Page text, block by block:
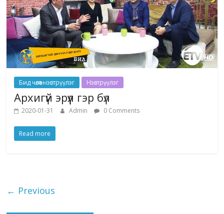
Бид чөлөөт нэвтрүүлэг Нэвтрүүлэг
Архигүй эрүүл гэр бүл
2020-01-31 Admin 0 Comments
Read more
← Previous